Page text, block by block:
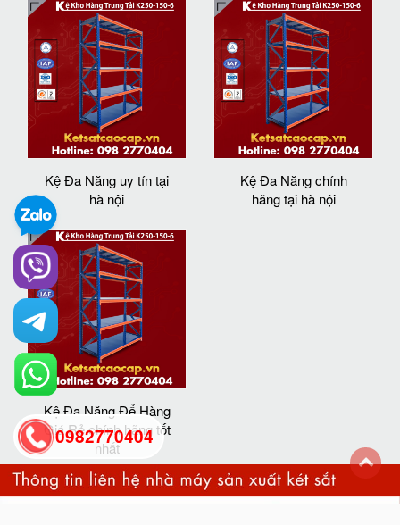
Kệ Đa Năng uy tín tại
hà nội
Kệ Đa Năng chính
hãng tại hà nội
Kệ Đa Năng Để Hàng
Giá Rẻ chính hãng tốt
nhất
0982770404
back